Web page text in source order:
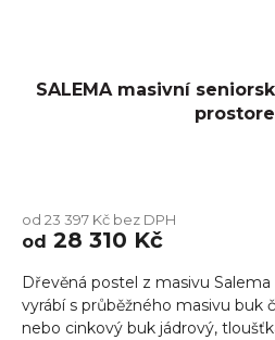
SALEMA masivní
od 23 397 Kč bez DPH
od 28 310 Kč
Dřevěná postel z masivu
vyrábí s průběžného masivu buk
nebo cinkový buk jádrový,